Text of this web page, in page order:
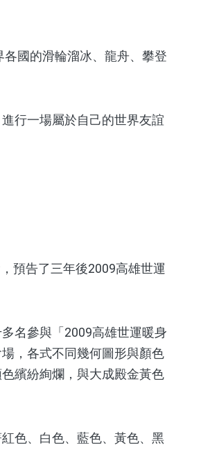
國的滑輪溜冰、龍舟、攀登
行一場屬於自己的世界友誼
預告了三年後2009高雄世運
名參與「2009高雄世運暖身
，各式不同幾何圖形與顏色
繽紛絢爛，與大成殿金黃色
色、白色、藍色、黃色、黑